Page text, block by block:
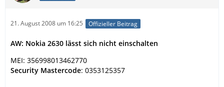
21. August 2008 um 16:25 Offizieller Beitrag
AW: Nokia 2630 lässt sich nicht einschalten
MEI: 356998013462770
Security Mastercode: 0353125357